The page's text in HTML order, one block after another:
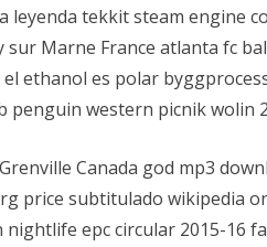
leyenda tekkit steam engine
sur Marne France atlanta fc
ethanol es polar
penguin western picnik wolin
Canada god mp3
price subtitulado wikipedia
nightlife epc circular 2015-16